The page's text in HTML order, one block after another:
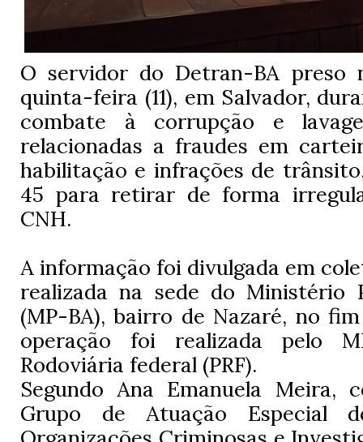
O servidor do Detran-BA preso
quinta-feira (11), em Salvador,
combate à corrupção e
relacionadas a fraudes em
habilitação e infrações de
45 para retirar de forma
CNH.
A informação foi divulgada em
realizada na sede do Ministério
(MP-BA), bairro de Nazaré, no
operação foi realizada pelo
Rodoviária federal (PRF).
Segundo Ana Emanuela Meira,
Grupo de Atuação Especial